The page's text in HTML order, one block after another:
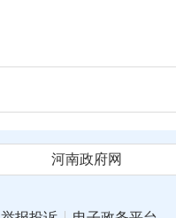
河南政府网